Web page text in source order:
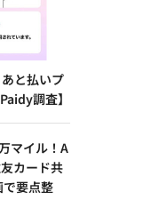
と払いプ
調査】
マイル！A
カード共
要点整